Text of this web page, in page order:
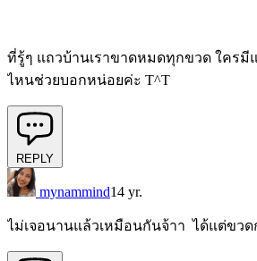
ที่รู้ๆ แถวบ้านเราขาดหมดทุกขวด ใคร
ไหนช่วยบอกหน่อยค่ะ T^T
REPLY
mynammind14 yr.
ไม่เจอนานแล้วเหมือนกันจ้าา ได้แต่ขวด